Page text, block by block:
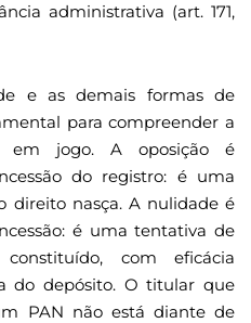
administrativa (art. 171,
e as demais formas de
para compreender a
em jogo. A oposição é
do registro: é uma
nasça. A nulidade é
é uma tentativa de
com eficácia
do depósito. O titular que
PAN não está diante de